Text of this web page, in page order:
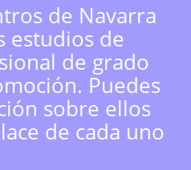
de Navarra
estudios de
de grado
Puedes
sobre ellos
de cada uno